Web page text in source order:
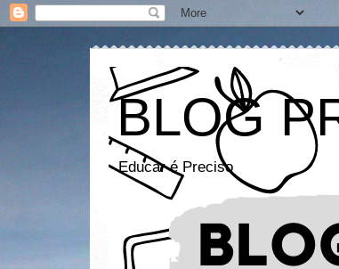
BLOG
Educar é Preciso